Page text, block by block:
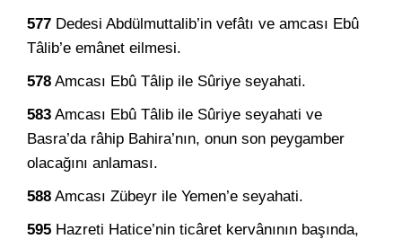
577 Dedesi Abdülmuttalib’in vefâtı ve amcası Ebû
Tâlib’e emânet eilmesi.
578 Amcası Ebû Tâlip ile Sûriye seyahati.
583 Amcası Ebû Tâlib ile Sûriye seyahati ve
Basra’da râhip Bahira’nın, onun son peygamber
olacağını anlaması.
588 Amcası Zübeyr ile Yemen’e seyahati.
595 Hazreti Hatice’nin ticâret kervânının başında,